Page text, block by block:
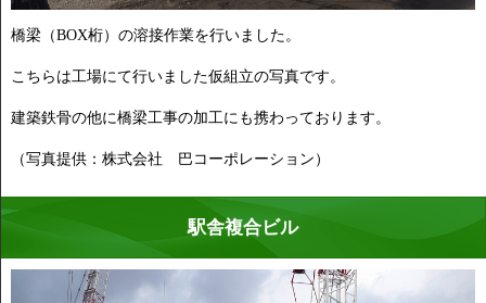
橋梁（BOX桁）の溶接作業を行いました。
こちらは工場にて行いました仮組立の写真です。
建築鉄骨の他に橋梁工事の加工にも携わっております。
（写真提供：株式会社 巴コーポレーション）
駅舎複合ビル